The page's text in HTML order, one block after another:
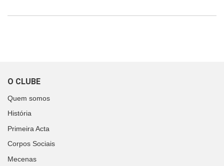
O CLUBE
Quem somos
História
Primeira Acta
Corpos Sociais
Mecenas